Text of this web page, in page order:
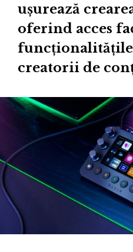
ușurează
oferind acces
creatorii de